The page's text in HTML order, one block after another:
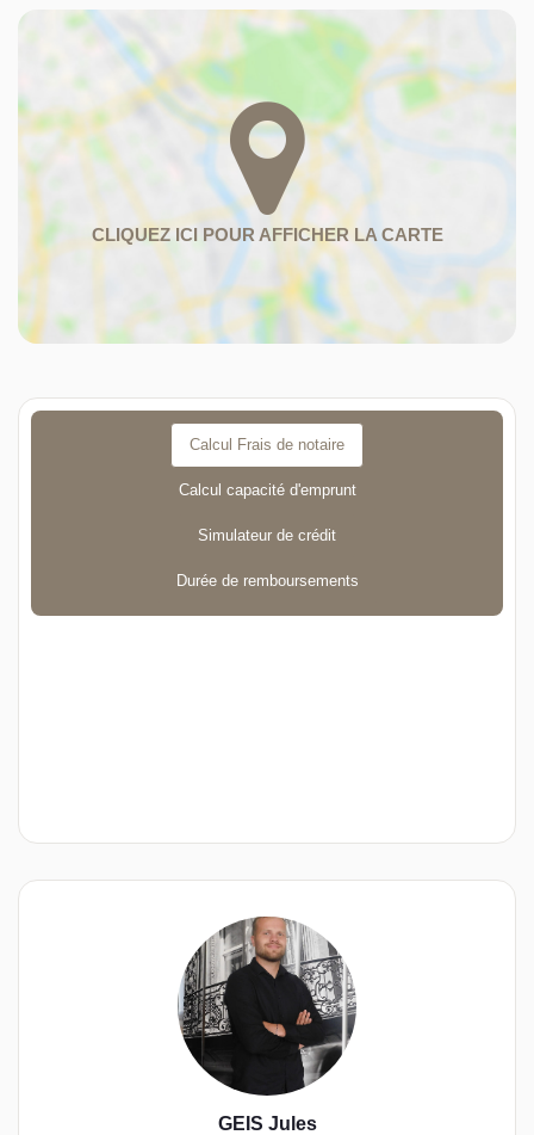
Calcul Frais de notaire
Calcul capacité d'emprunt
Simulateur de crédit
Durée de remboursements
GEIS Jules